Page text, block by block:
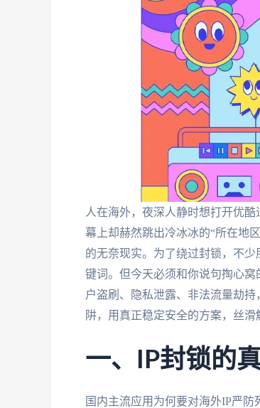
人在海外，夜深人静时想打开优
幕上却赫然跳出冷冰冰的“所在地
的无奈现实。为了绕过封锁，不少
键词。但今天必须和你说句掏心
户盗刷、隐私泄露、非法流量劫
阱，用真正稳定安全的方案，丝滑
一、IP封锁的
国内主流应用为何要对海外IP严